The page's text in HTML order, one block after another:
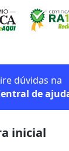
dúvidas na
de
inicial